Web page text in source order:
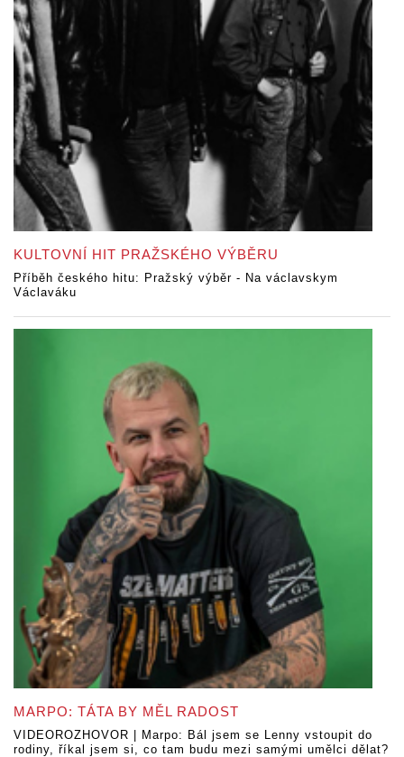
KULTOVNÍ HIT PRAŽSKÉHO VÝBĚRU
Příběh českého hitu: Pražský výběr - Na václavskym
Václaváku
MARPO: TÁTA BY MĚL RADOST
VIDEOROZHOVOR | Marpo: Bál jsem se Lenny vstoupit do
rodiny, říkal jsem si, co tam budu mezi samými umělci dělat?